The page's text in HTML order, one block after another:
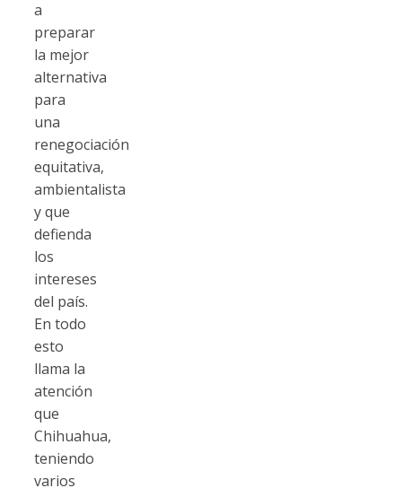
a
preparar
la mejor
alternativa
para
una
renegociación
equitativa,
ambientalista
y que
defienda
los
intereses
del país.
En todo
esto
llama la
atención
que
Chihuahua,
teniendo
varios